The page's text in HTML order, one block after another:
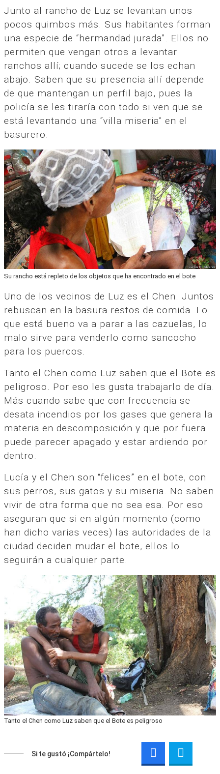
Junto al rancho de Luz se levantan unos
pocos quimbos más. Sus habitantes forman
una especie de “hermandad jurada”. Ellos no
permiten que vengan otros a levantar
ranchos allí; cuando sucede se los echan
abajo. Saben que su presencia allí depende
de que mantengan un perfil bajo, pues la
policía se les tiraría con todo si ven que se
está levantando una “villa miseria” en el
basurero.
Su rancho está repleto de los objetos que ha encontrado en el bote
Uno de los vecinos de Luz es el Chen. Juntos
rebuscan en la basura restos de comida. Lo
que está bueno va a parar a las cazuelas, lo
malo sirve para venderlo como sancocho
para los puercos.
Tanto el Chen como Luz saben que el Bote es
peligroso. Por eso les gusta trabajarlo de día.
Más cuando sabe que con frecuencia se
desata incendios por los gases que genera la
materia en descomposición y que por fuera
puede parecer apagado y estar ardiendo por
dentro.
Lucía y el Chen son “felices” en el bote, con
sus perros, sus gatos y su miseria. No saben
vivir de otra forma que no sea esa. Por eso
aseguran que si en algún momento (como
han dicho varias veces) las autoridades de la
ciudad deciden mudar el bote, ellos lo
seguirán a cualquier parte.
Tanto el Chen como Luz saben que el Bote es peligroso
Si te gustó ¡Compártelo!